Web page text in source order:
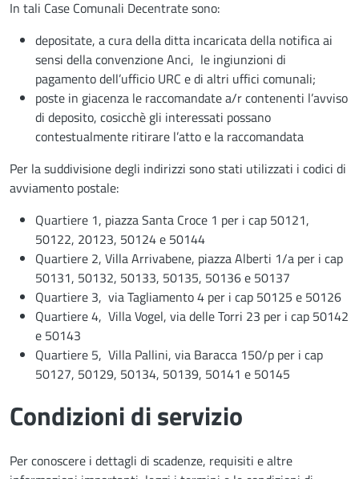
In tali Case Comunali Decentrate sono:
depositate, a cura della ditta incaricata della notifica ai
sensi della convenzione Anci, le ingiunzioni di
pagamento dell’ufficio URC e di altri uffici comunali;
poste in giacenza le raccomandate a/r contenenti l’avviso
di deposito, cosicchè gli interessati possano
contestualmente ritirare l’atto e la raccomandata
Per la suddivisione degli indirizzi sono stati utilizzati i codici di
avviamento postale:
Quartiere 1, piazza Santa Croce 1 per i cap 50121,
50122, 20123, 50124 e 50144
Quartiere 2, Villa Arrivabene, piazza Alberti 1/a per i cap
50131, 50132, 50133, 50135, 50136 e 50137
Quartiere 3, via Tagliamento 4 per i cap 50125 e 50126
Quartiere 4, Villa Vogel, via delle Torri 23 per i cap 50142
e 50143
Quartiere 5, Villa Pallini, via Baracca 150/p per i cap
50127, 50129, 50134, 50139, 50141 e 50145
Condizioni di servizio
Per conoscere i dettagli di scadenze, requisiti e altre